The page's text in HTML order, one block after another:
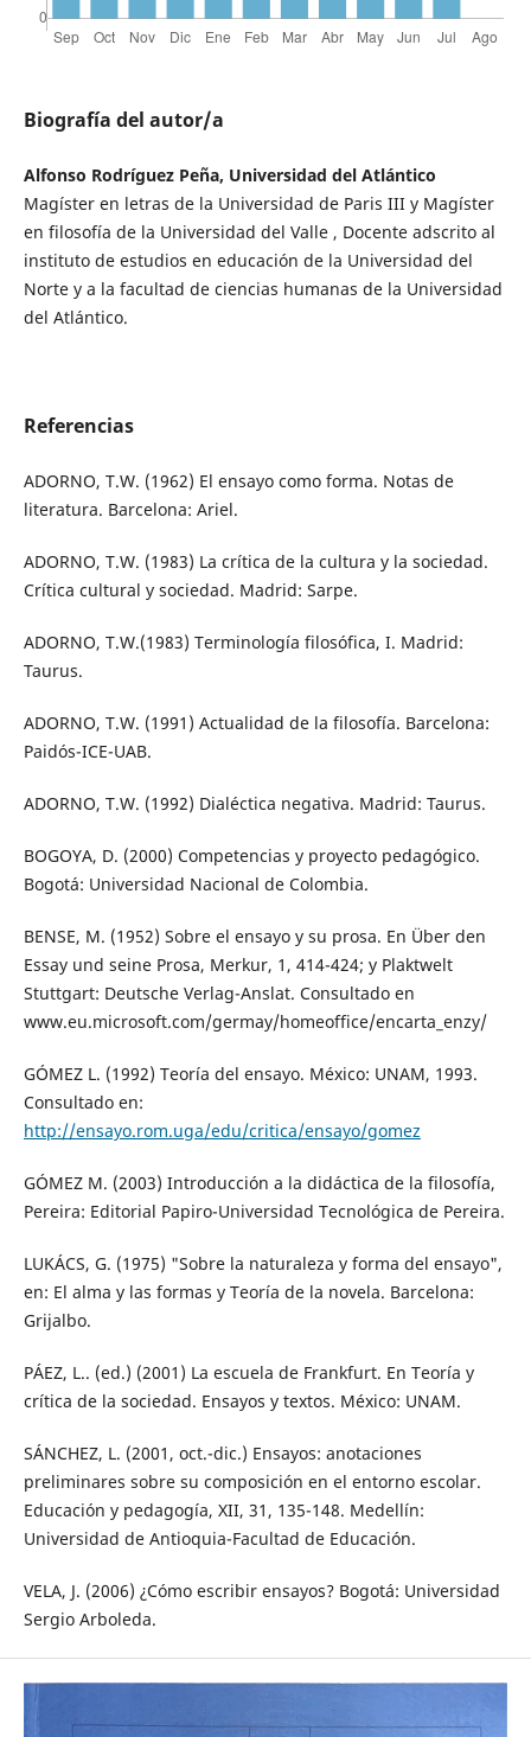
Biografía del autor/a
Alfonso Rodríguez Peña, Universidad del Atlántico
Magíster en letras de la Universidad de Paris III y Magíster
en filosofía de la Universidad del Valle , Docente adscrito al
instituto de estudios en educación de la Universidad del
Norte y a la facultad de ciencias humanas de la Universidad
del Atlántico.
Referencias
ADORNO, T.W. (1962) El ensayo como forma. Notas de
literatura. Barcelona: Ariel.
ADORNO, T.W. (1983) La crítica de la cultura y la sociedad.
Crítica cultural y sociedad. Madrid: Sarpe.
ADORNO, T.W.(1983) Terminología filosófica, I. Madrid:
Taurus.
ADORNO, T.W. (1991) Actualidad de la filosofía. Barcelona:
Paidós-ICE-UAB.
ADORNO, T.W. (1992) Dialéctica negativa. Madrid: Taurus.
BOGOYA, D. (2000) Competencias y proyecto pedagógico.
Bogotá: Universidad Nacional de Colombia.
BENSE, M. (1952) Sobre el ensayo y su prosa. En Über den
Essay und seine Prosa, Merkur, 1, 414-424; y Plaktwelt
Stuttgart: Deutsche Verlag-Anslat. Consultado en
www.eu.microsoft.com/germay/homeoffice/encarta_enzy/
GÓMEZ L. (1992) Teoría del ensayo. México: UNAM, 1993.
Consultado en:
http://ensayo.rom.uga/edu/critica/ensayo/gomez
GÓMEZ M. (2003) Introducción a la didáctica de la filosofía,
Pereira: Editorial Papiro-Universidad Tecnológica de Pereira.
LUKÁCS, G. (1975) "Sobre la naturaleza y forma del ensayo",
en: El alma y las formas y Teoría de la novela. Barcelona:
Grijalbo.
PÁEZ, L.. (ed.) (2001) La escuela de Frankfurt. En Teoría y
crítica de la sociedad. Ensayos y textos. México: UNAM.
SÁNCHEZ, L. (2001, oct.-dic.) Ensayos: anotaciones
preliminares sobre su composición en el entorno escolar.
Educación y pedagogía, XII, 31, 135-148. Medellín:
Universidad de Antioquia-Facultad de Educación.
VELA, J. (2006) ¿Cómo escribir ensayos? Bogotá: Universidad
Sergio Arboleda.